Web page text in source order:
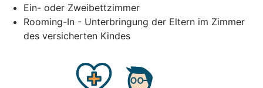
Ein- oder Zweibettzimmer
Rooming-In - Unterbringung der Eltern im Zimmer
des versicherten Kindes